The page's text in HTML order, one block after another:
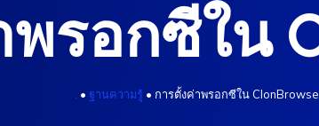
รอกซีใน
• ฐานความรู้ • การตั้งค่าพรอกซีใน